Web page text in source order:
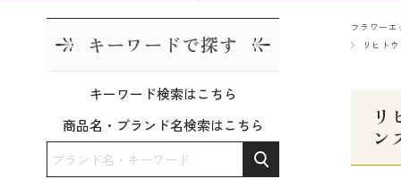
フラワー
リヒト
リ
ン
キーワードで探す
キーワード検索はこちら
商品名・ブランド名検索はこちら